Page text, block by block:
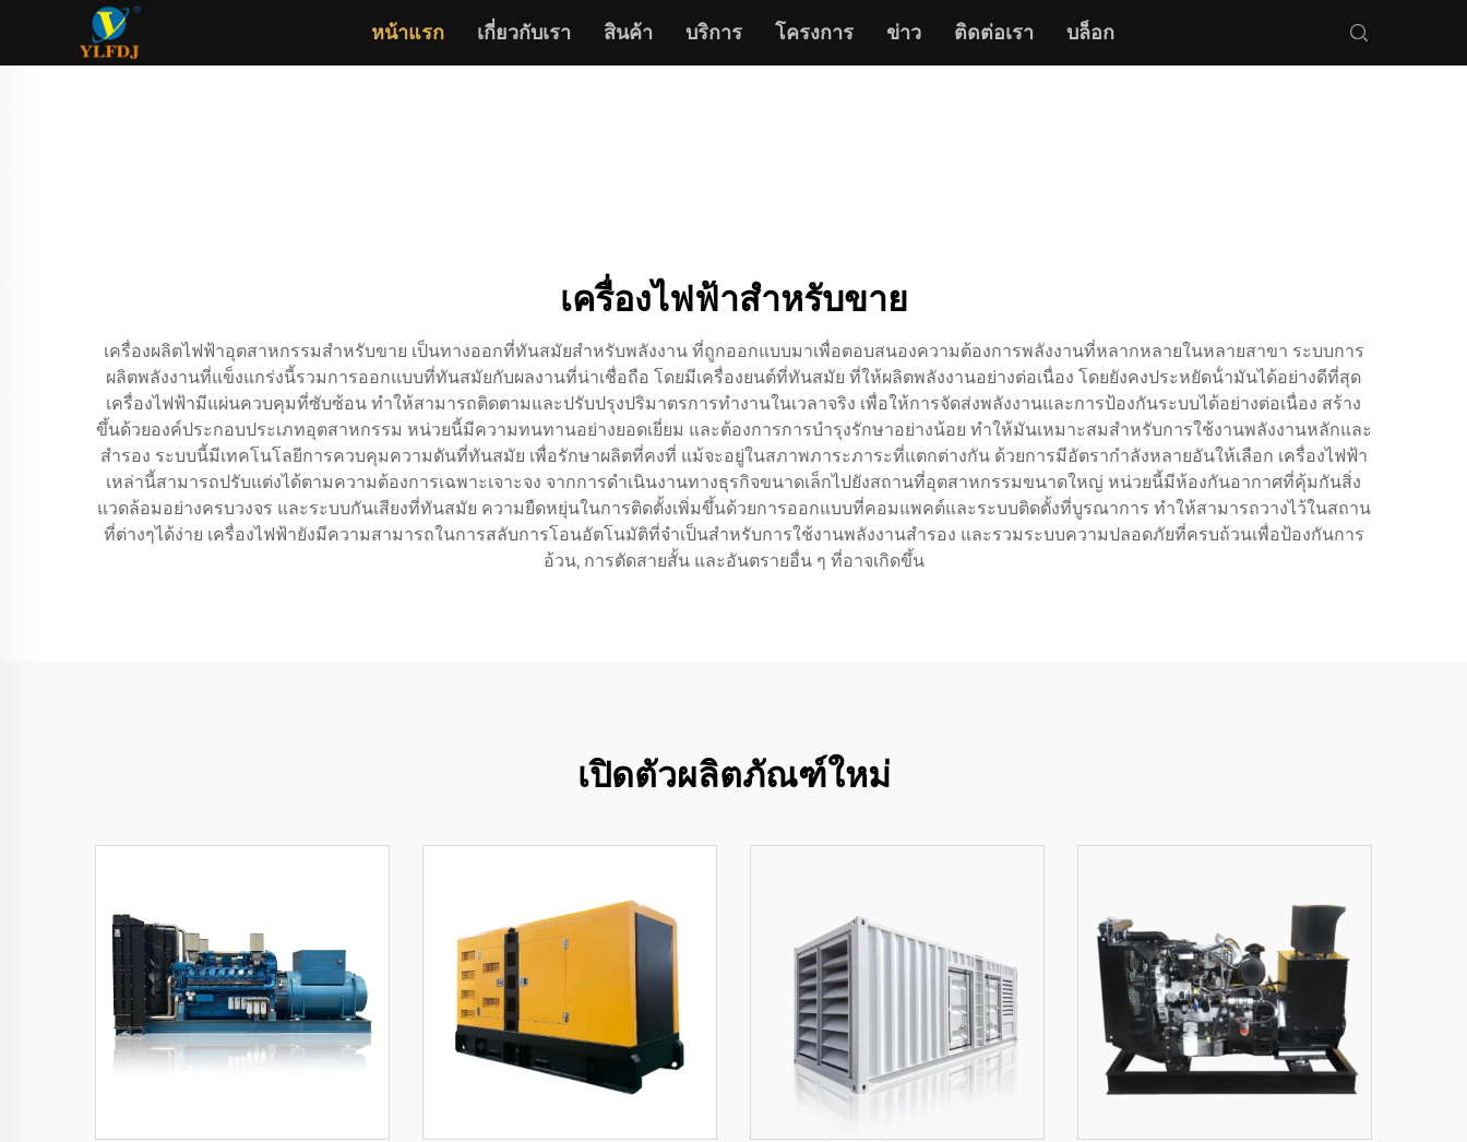
หน้าแรก เกี่ยวกับเรา สินค้า บริการ โครงการ ข่าว ติดต่อเรา บล็อก
เครื่องไฟฟ้าสําหรับขาย
เครื่องผลิตไฟฟ้าอุตสาหกรรมสําหรับขาย เป็นทางออกที่ทันสมัยสําหรับพลังงาน ที่ถูกออกแบบมาเพื่อตอบสนองความต้องการพลังงานที่หลากหลายในหลายสาขา ระบบการ
ผลิตพลังงานที่แข็งแกร่งนี้รวมการออกแบบที่ทันสมัยกับผลงานที่น่าเชื่อถือ โดยมีเครื่องยนต์ที่ทันสมัย ที่ให้ผลิตพลังงานอย่างต่อเนื่อง โดยยังคงประหยัดน้ํามันได้อย่างดีที่สุด
เครื่องไฟฟ้ามีแผ่นควบคุมที่ซับซ้อน ทําให้สามารถติดตามและปรับปรุงปริมาตรการทํางานในเวลาจริง เพื่อให้การจัดส่งพลังงานและการป้องกันระบบได้อย่างต่อเนื่อง สร้าง
ขึ้นด้วยองค์ประกอบประเภทอุตสาหกรรม หน่วยนี้มีความทนทานอย่างยอดเยี่ยม และต้องการการบํารุงรักษาอย่างน้อย ทําให้มันเหมาะสมสําหรับการใช้งานพลังงานหลักและ
สํารอง ระบบนี้มีเทคโนโลยีการควบคุมความดันที่ทันสมัย เพื่อรักษาผลิตที่คงที่ แม้จะอยู่ในสภาพภาระภาระที่แตกต่างกัน ด้วยการมีอัตรากําลังหลายอันให้เลือก เครื่องไฟฟ้า
เหล่านี้สามารถปรับแต่งได้ตามความต้องการเฉพาะเจาะจง จากการดําเนินงานทางธุรกิจขนาดเล็กไปยังสถานที่อุตสาหกรรมขนาดใหญ่ หน่วยนี้มีห้องกันอากาศที่คุ้มกันสิ่ง
แวดล้อมอย่างครบวงจร และระบบกันเสียงที่ทันสมัย ความยืดหยุ่นในการติดตั้งเพิ่มขึ้นด้วยการออกแบบที่คอมแพคต์และระบบติดตั้งที่บูรณาการ ทําให้สามารถวางไว้ในสถาน
ที่ต่างๆได้ง่าย เครื่องไฟฟ้ายังมีความสามารถในการสลับการโอนอัตโนมัติที่จําเป็นสําหรับการใช้งานพลังงานสํารอง และรวมระบบความปลอดภัยที่ครบถ้วนเพื่อป้องกันการ
อ้วน, การตัดสายสั้น และอันตรายอื่น ๆ ที่อาจเกิดขึ้น
เปิดตัวผลิตภัณฑ์ใหม่